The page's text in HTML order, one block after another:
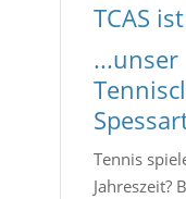
TCAS ist
...unser
Tennis
Jahreszeit?